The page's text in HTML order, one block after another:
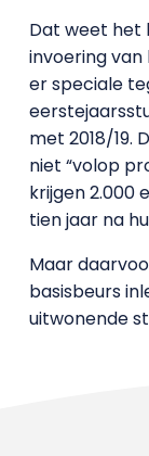
Dat weet het
invoering
er speciale
met 2018/19.
niet “volop
krijgen 2.000
tien jaar na
Maar
basisbeurs
uitwonende